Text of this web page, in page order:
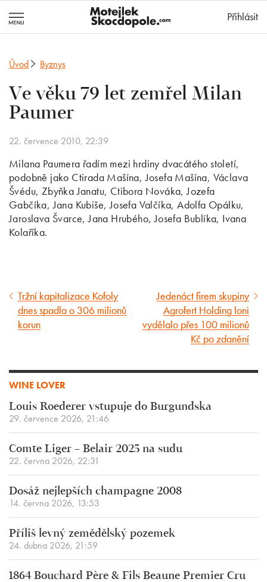
Přihlásit
Úvod Byznys
Ve věku 79 let zemřel Milan
Paumer
22. července 2010, 22:39
Milana Paumera řadím mezi hrdiny dvacátého století,
podobně jako Ctirada Mašína, Josefa Mašína, Václava
Švédu, Zbyňka Janatu, Ctibora Nováka, Jozefa
Gabčíka, Jana Kubiše, Josefa Valčíka, Adolfa Opálku,
Jaroslava Švarce, Jana Hrubého, Josefa Bublíka, Ivana
Kolaříka.
Předcházející
článek
Tržní kapitalizace Kofoly
dnes spadla o 306 milionů
korun
Následující
článek
Jedenáct firem skupiny
Agrofert Holding loni
vydělalo přes 100 milionů
Kč po zdanění
WINE LOVER
Louis Roederer vstupuje do Burgundska
29. července 2026, 21:46
Comte Liger – Belair 2025 na sudu
22. června 2026, 22:31
Dosáž nejlepších champagne 2008
14. června 2026, 13:53
Příliš levný zemědělský pozemek
24. dubna 2026, 21:59
1864 Bouchard Père & Fils Beaune Premier Cru